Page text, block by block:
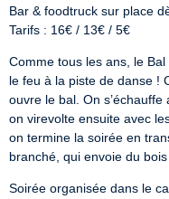
Bar & foodtruck sur place
Tarifs : 16€ / 13€ / 5€
Comme tous les ans, le
le feu à la piste de danse !
ouvre le bal. On
on virevolte ensuite avec
on termine la soirée en
branché, qui envoie du bois
Soirée organisée dans le